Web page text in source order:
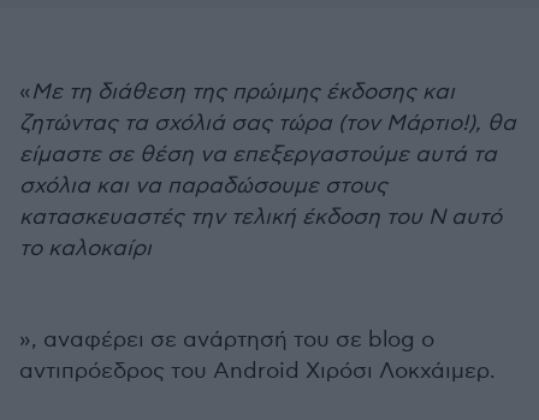
«Με τη διάθεση της πρώιμης έκδοσης και
ζητώντας τα σχόλιά σας τώρα (τον Μάρτιο!), θα
είμαστε σε θέση να επεξεργαστούμε αυτά τα
σχόλια και να παραδώσουμε στους
κατασκευαστές την τελική έκδοση του N αυτό
το καλοκαίρι
», αναφέρει σε ανάρτησή του σε blog ο
αντιπρόεδρος του Android Χιρόσι Λοκχάιμερ.